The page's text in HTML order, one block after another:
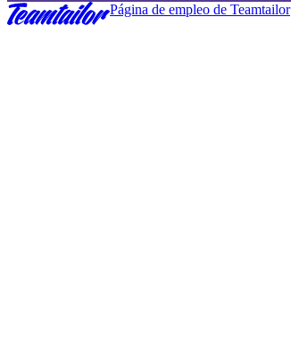
Página de empleo de Teamtailor